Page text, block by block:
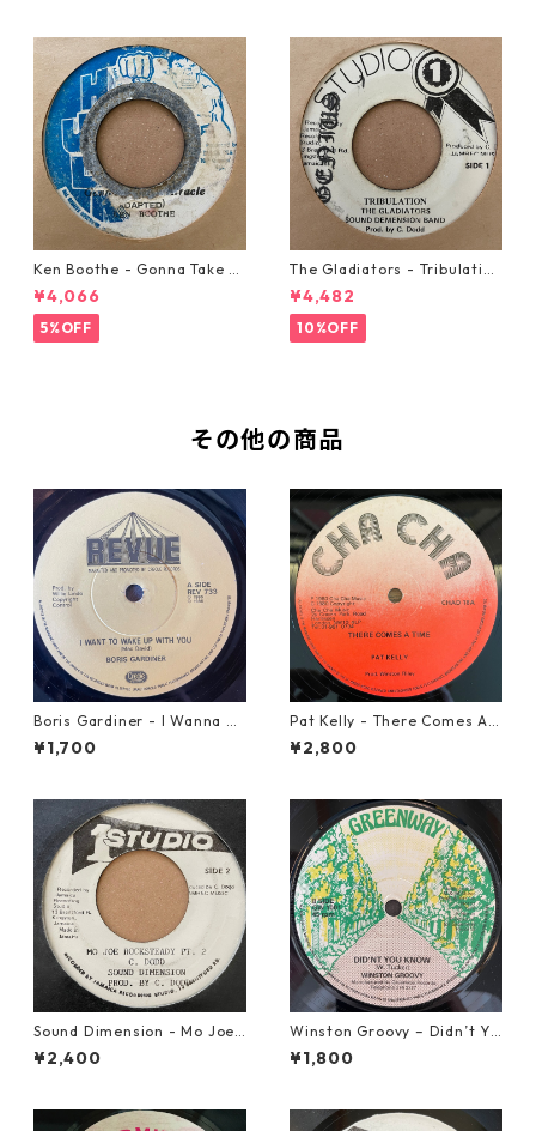
Ken Boothe - Gonna Take A
Miracle【7-21362】
¥4,066
5%OFF
The Gladiators - Tribulation
【7-21365】
¥4,482
10%OFF
その他の商品
Boris Gardiner - I Wanna W
ake Up With You【7-2192
4】
¥1,700
Pat Kelly - There Comes A T
ime【12-50057】
¥2,800
Sound Dimension - Mo Joe
Rock Steady【7-21087】
¥2,400
Winston Groovy – Didn’t Yo
u Know【7-21811】
¥1,800